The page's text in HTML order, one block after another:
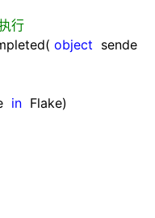
行
object sende
in Flake)